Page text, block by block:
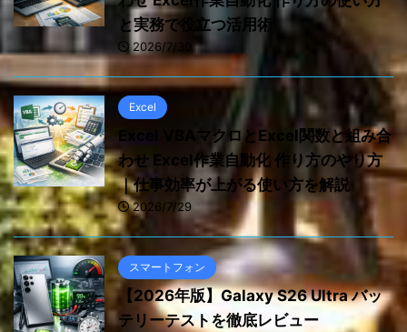
と実務で役立つ活用術
2026/7/30
Excel
Excel VBAマクロとExcel関数と組み合
わせ Excel作業自動化 作り方のやり方
｜仕事効率が上がる使い方を解説
2026/7/29
スマートフォン
【2026年版】Galaxy S26 Ultra バッ
テリーテストを徹底レビュー